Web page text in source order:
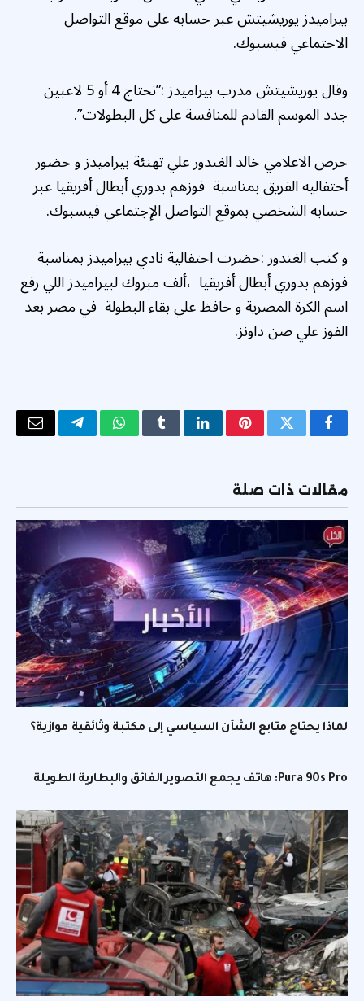
بيراميدز يوريشيتش عبر حسابه على موقع التواصل
الاجتماعي فيسبوك.
وقال يوريشيتش مدرب بيراميدز :”نحتاج 4 أو 5 لاعبين
جدد الموسم القادم للمنافسة على كل البطولات”.
حرص الاعلامي خالد الغندور علي تهنئة بيراميدز و حضور
أحتفاليه الفريق بمناسبة فوزهم بدوري أبطال أفريقيا عبر
حسابه الشخصي بموقع التواصل الإجتماعي فيسبوك.
و كتب الغندور :حضرت احتفالية نادي بيراميدز بمناسبة
فوزهم بدوري أبطال أفريقيا ،ألف مبروك لبيراميدز اللي رفع
اسم الكرة المصرية و حافظ علي بقاء البطولة في مصر بعد
الفوز علي صن داونز.
فيسبوكتويتر بينتيريستلينكدإنTumblrواتسابتيلقرامالبريد
مقالات ذات صلة
لماذا يحتاج متابع الشأن السياسي إلى مكتبة وثائقية موازية؟
Pura 90s Pro: هاتف يجمع التصوير الفائق والبطارية الطويلة